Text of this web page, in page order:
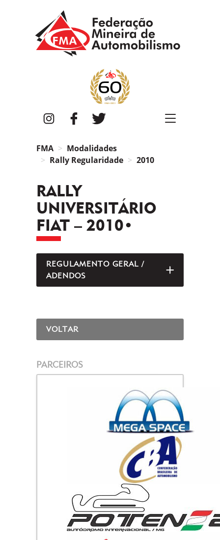
InstagramFacebook
FMA
Modalidades
Rally Regularidade
2010
RALLY
UNIVERSITÁRIO
FIAT – 2010•
REGULAMENTO GERAL /
ADENDOS
VOLTAR
PARCEIROS